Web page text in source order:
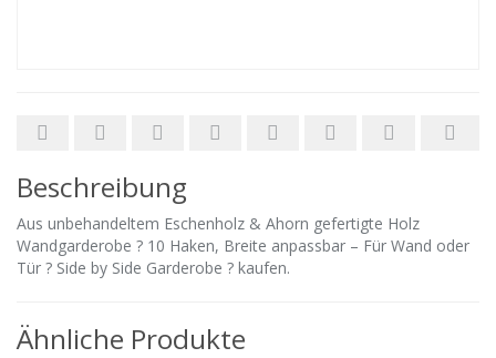
Beschreibung
Aus unbehandeltem Eschenholz & Ahorn gefertigte Holz
Wandgarderobe ? 10 Haken, Breite anpassbar – Für Wand oder
Tür ? Side by Side Garderobe ? kaufen.
Ähnliche Produkte